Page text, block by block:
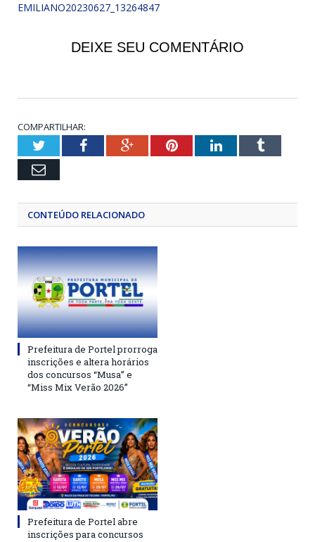
EMILIANO20230627_13264847
DEIXE SEU COMENTÁRIO
COMPARTILHAR:
TwitterFacebookGoogle+PinterestLinkedInTumblr
Email
CONTEÚDO RELACIONADO
Prefeitura de Portel prorroga
inscrições e altera horários
dos concursos “Musa” e
“Miss Mix Verão 2026”
Prefeitura de Portel abre
inscrições para concursos